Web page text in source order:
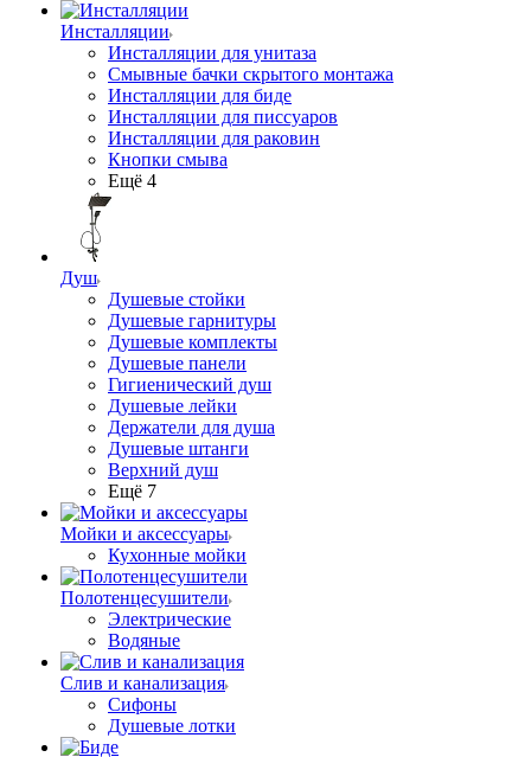
Инсталляции
Инсталляции для унитаза
Смывные бачки скрытого монтажа
Инсталляции для биде
Инсталляции для писсуаров
Инсталляции для раковин
Кнопки смыва
Ещё 4
Душ
Душевые стойки
Душевые гарнитуры
Душевые комплекты
Душевые панели
Гигиенический душ
Душевые лейки
Держатели для душа
Душевые штанги
Верхний душ
Ещё 7
Мойки и аксессуары
Кухонные мойки
Полотенцесушители
Электрические
Водяные
Слив и канализация
Сифоны
Душевые лотки